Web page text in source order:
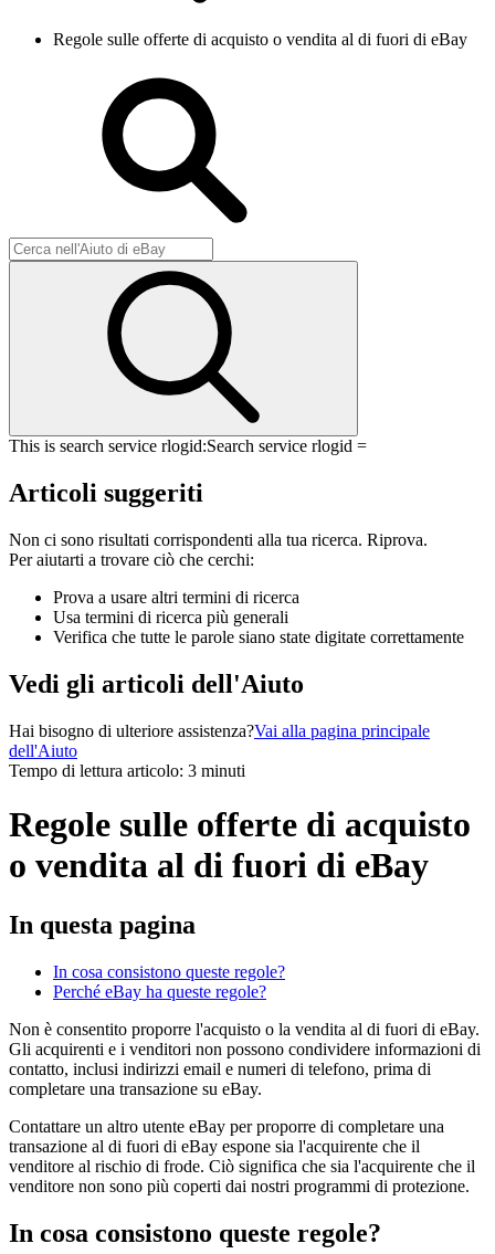
Regole sulle offerte di acquisto o vendita al di fuori di eBay
This is search service rlogid:Search service rlogid =
Articoli suggeriti
Non ci sono risultati corrispondenti alla tua ricerca. Riprova.
Per aiutarti a trovare ciò che cerchi:
Prova a usare altri termini di ricerca
Usa termini di ricerca più generali
Verifica che tutte le parole siano state digitate correttamente
Vedi gli articoli dell'Aiuto
Hai bisogno di ulteriore assistenza?Vai alla pagina principale
dell'Aiuto
Tempo di lettura articolo: 3 minuti
Regole sulle offerte di acquisto
o vendita al di fuori di eBay
In questa pagina
In cosa consistono queste regole?
Perché eBay ha queste regole?
Non è consentito proporre l'acquisto o la vendita al di fuori di eBay.
Gli acquirenti e i venditori non possono condividere informazioni di
contatto, inclusi indirizzi email e numeri di telefono, prima di
completare una transazione su eBay.
Contattare un altro utente eBay per proporre di completare una
transazione al di fuori di eBay espone sia l'acquirente che il
venditore al rischio di frode. Ciò significa che sia l'acquirente che il
venditore non sono più coperti dai nostri programmi di protezione.
In cosa consistono queste regole?